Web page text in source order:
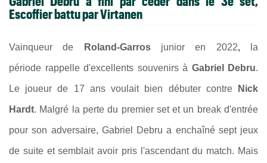
Escoffier battu par Virtanen
Vainqueur de Roland-Garrosjunior en 2022, la
période rappelle d'excellents souvenirs à Gabriel Debru.
Le joueur de 17 ans voulait bien débuter contre Nick
Hardt. Malgré la perte du premier set et un break d'entrée
pour son adversaire, Gabriel Debru a enchaîné sept jeux
de suite et semblait avoir pris l'ascendant du match. Mais